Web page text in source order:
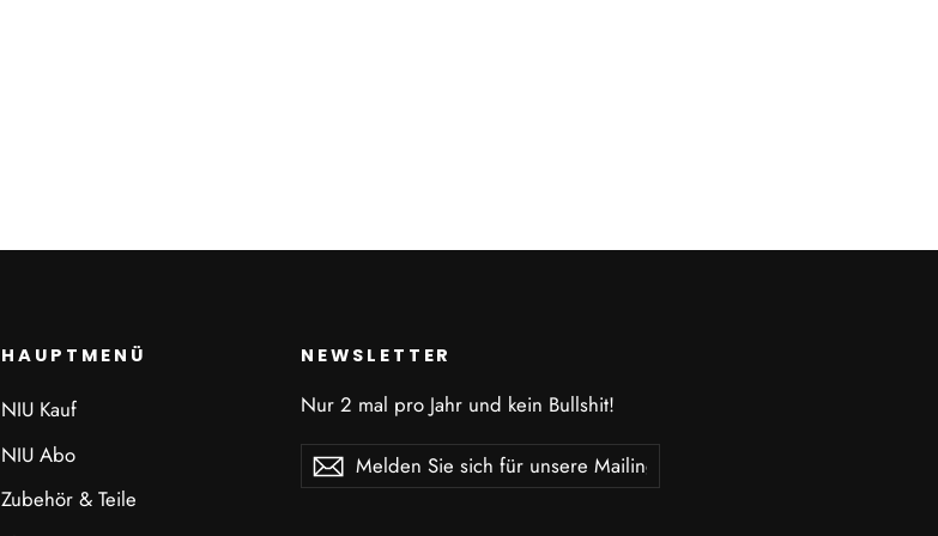
HAUPTMENÜ
NIU Kauf
NIU Abo
Zubehör & Teile
NEWSLETTER
Nur 2 mal pro Jahr und kein Bullshit!
Melden
Sie
Abonnieren
Abonnieren